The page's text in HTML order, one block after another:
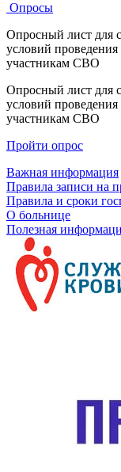
Опросы
Опросный лист для
условий
участникам СВО
Опросный лист для
условий
участникам СВО
Пройти опрос
Важная информация
Правила записи на
Правила и сроки
О больнице
Полезная